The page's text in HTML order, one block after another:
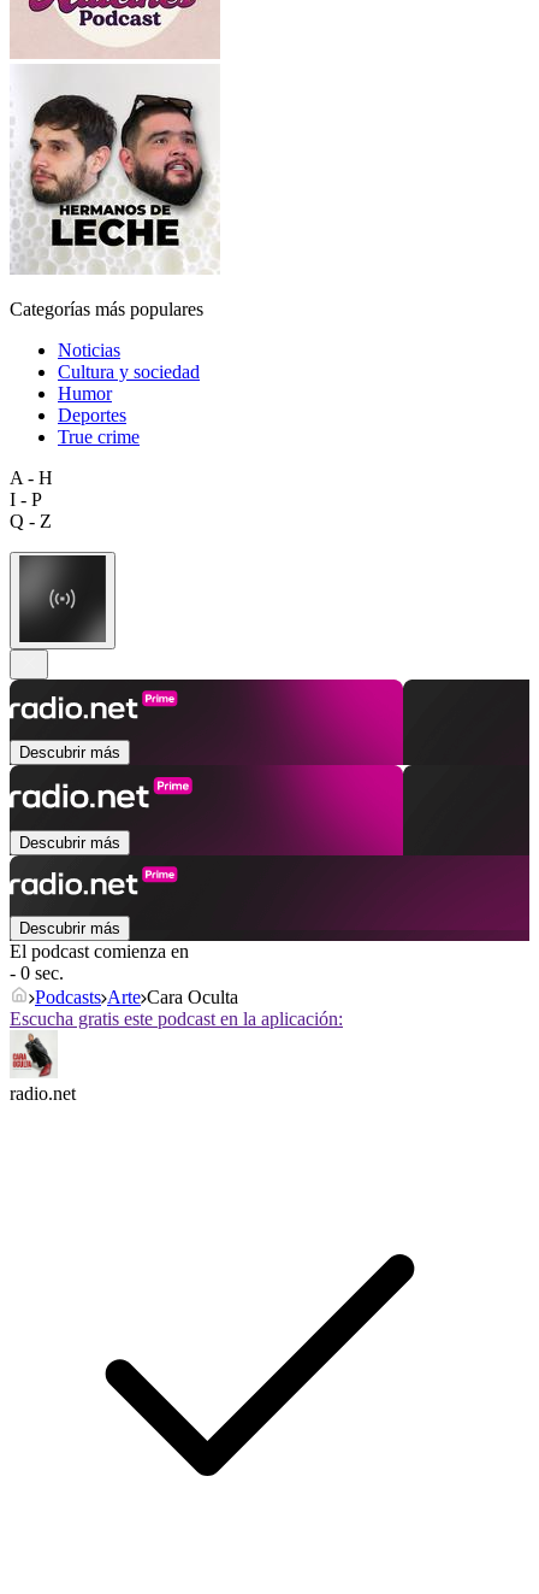
Categorías más populares
Noticias
Cultura y sociedad
Humor
Deportes
True crime
A - H
I - P
Q - Z
Descubrir más
Descubrir más
Descubrir más
El podcast comienza en
- 0 sec.
Podcasts Arte Cara Oculta
Escucha gratis este podcast en la aplicación:
radio.net